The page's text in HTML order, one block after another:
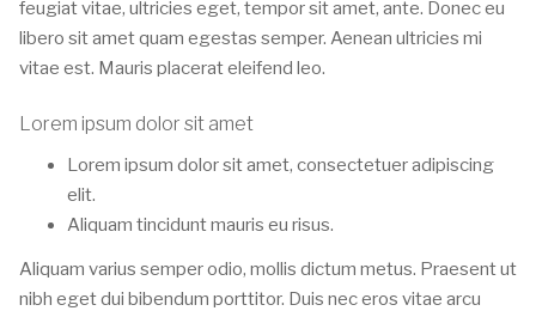
feugiat vitae, ultricies eget, tempor sit amet, ante. Donec eu
libero sit amet quam egestas semper. Aenean ultricies mi
vitae est. Mauris placerat eleifend leo.
Lorem ipsum dolor sit amet
Lorem ipsum dolor sit amet, consectetuer adipiscing
elit.
Aliquam tincidunt mauris eu risus.
Aliquam varius semper odio, mollis dictum metus. Praesent ut
nibh eget dui bibendum porttitor. Duis nec eros vitae arcu